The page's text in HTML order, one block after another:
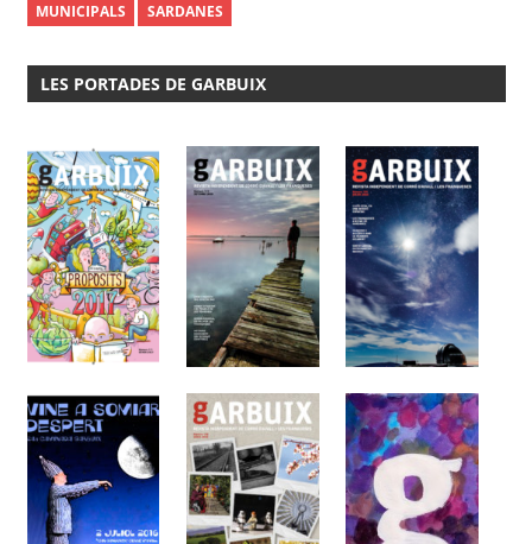
MUNICIPALS
SARDANES
LES PORTADES DE GARBUIX